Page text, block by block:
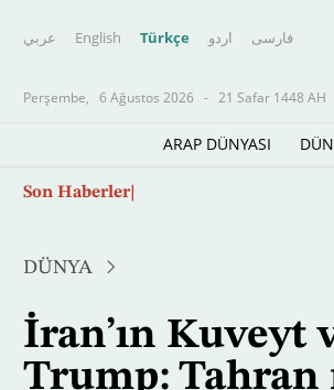
عربي English Türkçe اردو فارسى
Perşembe, 6 Ağustos 2026 - 21 Safar 1448 AH
ARAP DÜNYASI
Ana
Son Haberler
DÜNYA
İran’ın Kuveyt
Trump: